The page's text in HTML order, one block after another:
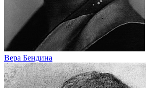
Вера Бендина